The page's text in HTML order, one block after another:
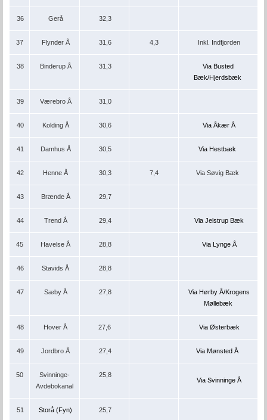
36 Gerå 32,3
37 Flynder Å 31,6 4,3 Inkl. Indfjorden
38 Binderup Å 31,3
Via Busted
Bæk/Hjerdsbæk
39 Værebro Å 31,0
40 Kolding Å 30,6 Via Åkær Å
41 Damhus Å 30,5 Via Hestbæk
42 Henne Å 30,3 7,4 Via Søvig Bæk
43 Brænde Å 29,7
44 Trend Å 29,4 Via Jelstrup Bæk
45 Havelse Å 28,8 Via Lynge Å
46 Stavids Å 28,8
47 Sæby Å 27,8
Via Hørby Å/Krogens
Møllebæk
48 Hover Å 27,6 Via Østerbæk
49 Jordbro Å 27,4 Via Mønsted Å
50
Svinninge-
Avdebokanal
25,8
Via Svinninge Å
51 Storå (Fyn) 25,7